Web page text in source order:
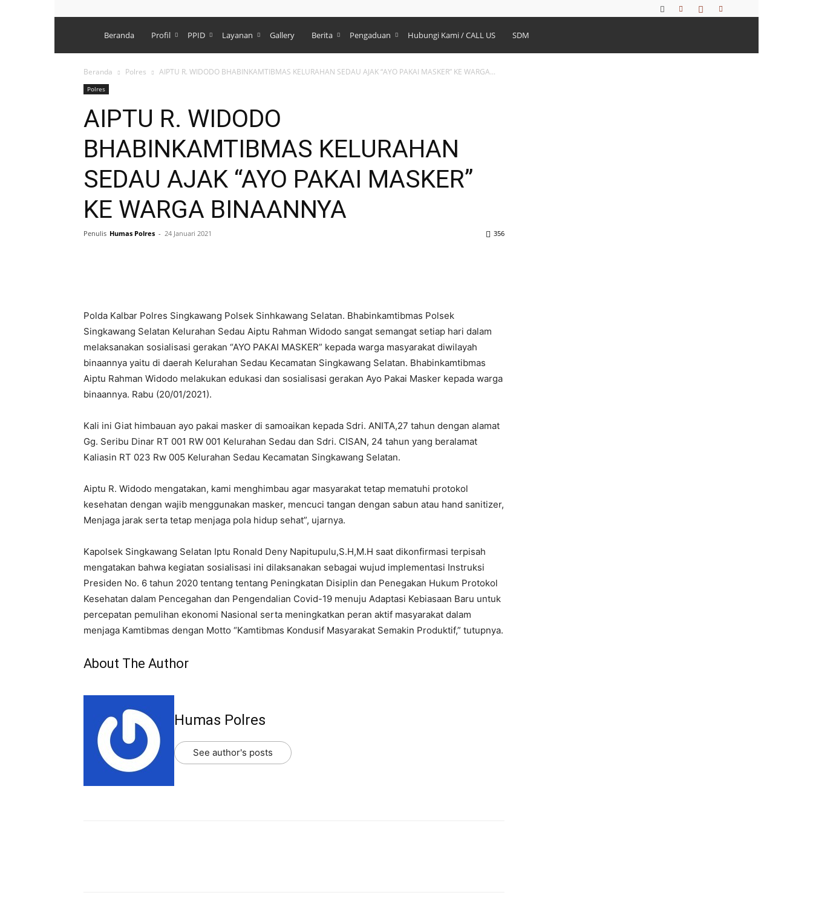
Polres
Singkawang
Beranda Profil PPID Layanan Gallery Berita Pengaduan Hubungi Kami / CALL US SDM
Beranda Polres AIPTU R. WIDODO BHABINKAMTIBMAS KELURAHAN SEDAU AJAK “AYO PAKAI MASKER” KE WARGA...
Polres
AIPTU R. WIDODO
BHABINKAMTIBMAS KELURAHAN
SEDAU AJAK “AYO PAKAI MASKER”
KE WARGA BINAANNYA
Penulis Humas Polres - 24 Januari 2021 356
Polda Kalbar Polres Singkawang Polsek Sinhkawang Selatan. Bhabinkamtibmas Polsek
Singkawang Selatan Kelurahan Sedau Aiptu Rahman Widodo sangat semangat setiap hari dalam
melaksanakan sosialisasi gerakan “AYO PAKAI MASKER” kepada warga masyarakat diwilayah
binaannya yaitu di daerah Kelurahan Sedau Kecamatan Singkawang Selatan. Bhabinkamtibmas
Aiptu Rahman Widodo melakukan edukasi dan sosialisasi gerakan Ayo Pakai Masker kepada warga
binaannya. Rabu (20/01/2021).
Kali ini Giat himbauan ayo pakai masker di samoaikan kepada Sdri. ANITA,27 tahun dengan alamat
Gg. Seribu Dinar RT 001 RW 001 Kelurahan Sedau dan Sdri. CISAN, 24 tahun yang beralamat
Kaliasin RT 023 Rw 005 Kelurahan Sedau Kecamatan Singkawang Selatan.
Aiptu R. Widodo mengatakan, kami menghimbau agar masyarakat tetap mematuhi protokol
kesehatan dengan wajib menggunakan masker, mencuci tangan dengan sabun atau hand sanitizer,
Menjaga jarak serta tetap menjaga pola hidup sehat”, ujarnya.
Kapolsek Singkawang Selatan Iptu Ronald Deny Napitupulu,S.H,M.H saat dikonfirmasi terpisah
mengatakan bahwa kegiatan sosialisasi ini dilaksanakan sebagai wujud implementasi Instruksi
Presiden No. 6 tahun 2020 tentang tentang Peningkatan Disiplin dan Penegakan Hukum Protokol
Kesehatan dalam Pencegahan dan Pengendalian Covid-19 menuju Adaptasi Kebiasaan Baru untuk
percepatan pemulihan ekonomi Nasional serta meningkatkan peran aktif masyarakat dalam
menjaga Kamtibmas dengan Motto “Kamtibmas Kondusif Masyarakat Semakin Produktif,” tutupnya.
About The Author
Humas Polres
See author's posts